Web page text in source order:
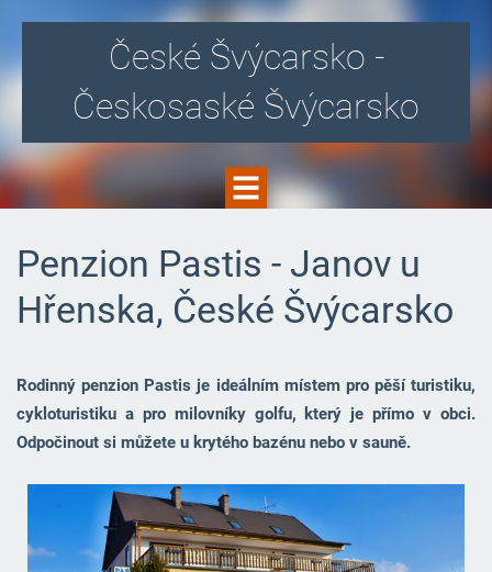
České Švýcarsko -
Českosaské Švýcarsko
Penzion Pastis - Janov u
Hřenska, České Švýcarsko
Rodinný penzion Pastis je ideálním místem pro pěší turistiku,
cykloturistiku a pro milovníky golfu, který je přímo v obci.
Odpočinout si můžete u krytého bazénu nebo v sauně.